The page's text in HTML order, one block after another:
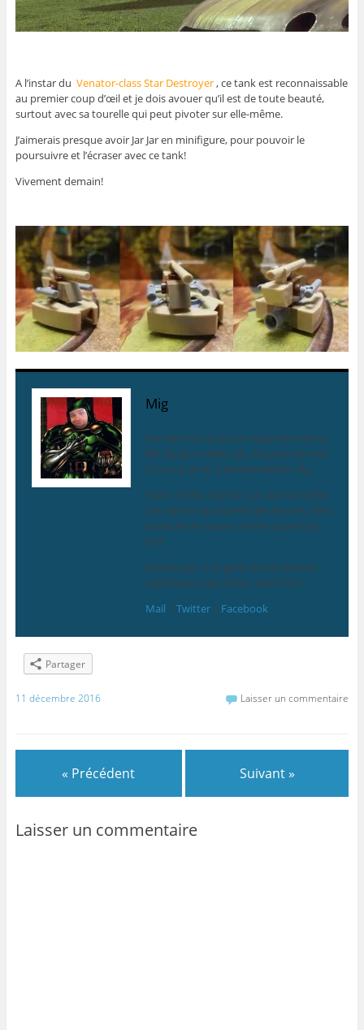
A l’instar du Venator-class Star Destroyer, ce tank est reconnaissable
au premier coup d’œil et je dois avouer qu’il est de toute beauté,
surtout avec sa tourelle qui peut pivoter sur elle-même.
J’aimerais presque avoir Jar Jar en minifigure, pour pouvoir le
poursuivre et l’écraser avec ce tank!
Vivement demain!
Mig
Fan de tout ce qui se rapproche d’une
BD, de jeux vidéo, jdr, des jeux de mot
à 2 sous. Je vis à Geneva Beach city.
Aime : Écrire, dormir. Les averses d’été.
Les siestes qui durent des heures. Mes
potes.Avoir raison, même quand j’ai
tort.
N’aime pas : Les gens qui se sentent
supérieurs. Les choux. Avoir tort.
Mail | Twitter| Facebook
Partager
11 décembre 2016 Laisser un commentaire
« Précédent Suivant »
Laisser un commentaire